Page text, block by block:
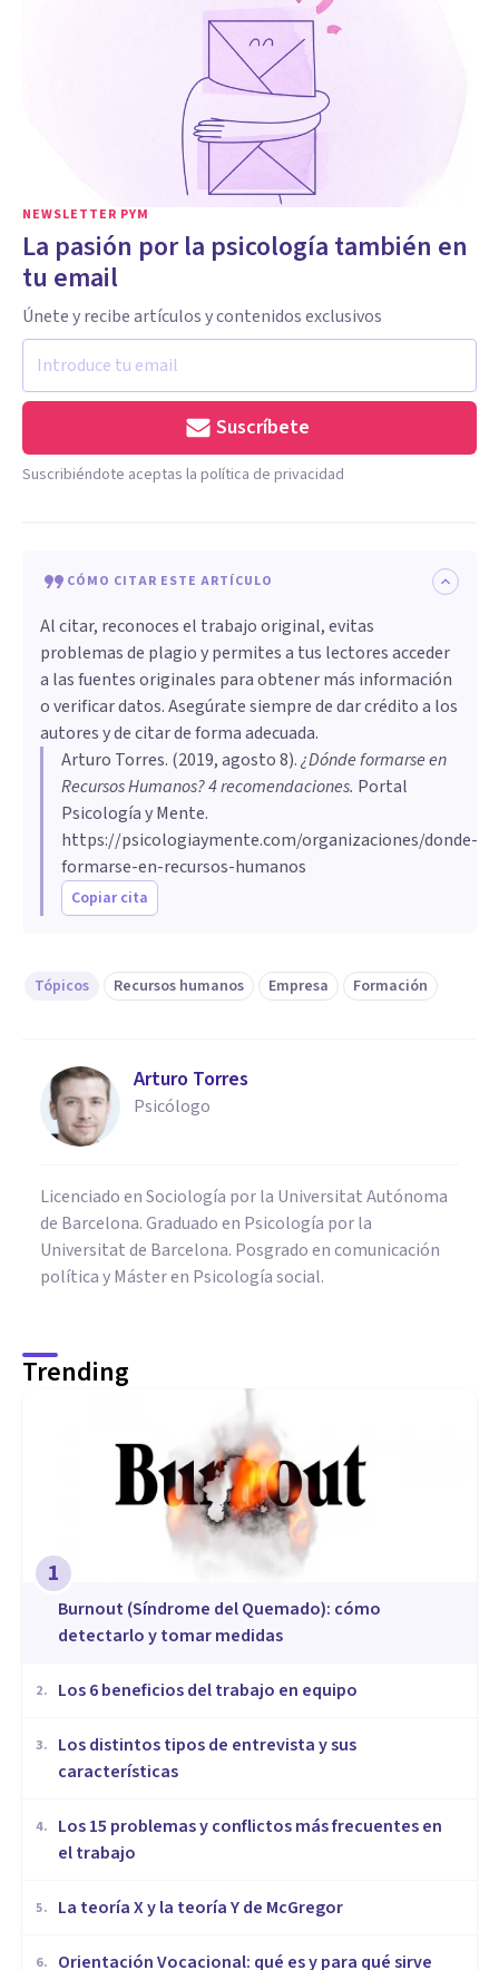
NEWSLETTER PYM
La pasión por la psicología también en
tu email
Únete y recibe artículos y contenidos exclusivos
Suscríbete
Suscribiéndote aceptas la política de privacidad
CÓMO CITAR ESTE ARTÍCULO
Al citar, reconoces el trabajo original, evitas
problemas de plagio y permites a tus lectores acceder
a las fuentes originales para obtener más información
o verificar datos. Asegúrate siempre de dar crédito a los
autores y de citar de forma adecuada.
Arturo Torres. (2019, agosto 8).¿Dónde formarse en
Recursos Humanos? 4 recomendaciones. Portal
Psicología y Mente.
https://psicologiaymente.com/organizaciones/donde-
formarse-en-recursos-humanos
Copiar cita
Tópicos Recursos humanos Empresa Formación
Arturo Torres
Psicólogo
Licenciado en Sociología por la Universitat Autónoma
de Barcelona. Graduado en Psicología por la
Universitat de Barcelona. Posgrado en comunicación
política y Máster en Psicología social.
Trending
1
Burnout (Síndrome del Quemado): cómo
detectarlo y tomar medidas
2. ​Los 6 beneficios del trabajo en equipo
3.
​Los distintos tipos de entrevista y sus
características
4.
​Los 15 problemas y conflictos más frecuentes en
el trabajo
5. La teoría X y la teoría Y de McGregor
6. Orientación Vocacional: qué es y para qué sirve